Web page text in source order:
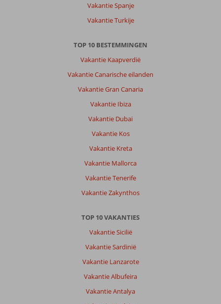
Vakantie Spanje
Vakantie Turkije
TOP 10 BESTEMMINGEN
Vakantie Kaapverdië
Vakantie Canarische eilanden
Vakantie Gran Canaria
Vakantie Ibiza
Vakantie Dubai
Vakantie Kos
Vakantie Kreta
Vakantie Mallorca
Vakantie Tenerife
Vakantie Zakynthos
TOP 10 VAKANTIES
Vakantie Sicilië
Vakantie Sardinië
Vakantie Lanzarote
Vakantie Albufeira
Vakantie Antalya